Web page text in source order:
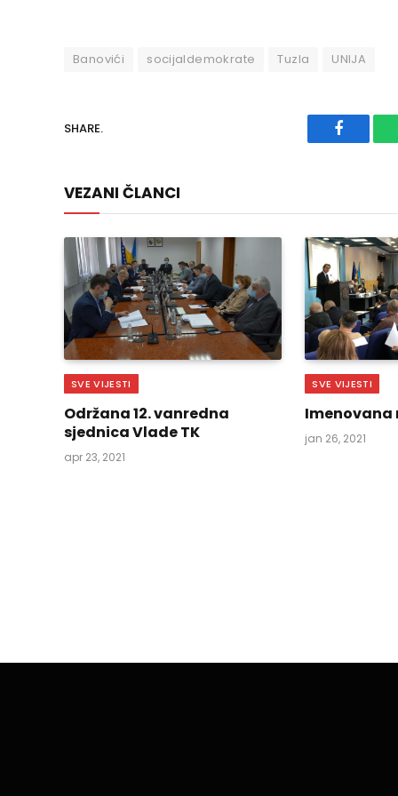
Banovići socijaldemokrate Tuzla UNIJA
SHARE.
VEZANI ČLANCI
SVE VIJESTI
Održana 12. vanredna
sjednica Vlade TK
apr 23, 2021
SVE VIJESTI
Imenovana
jan 26, 2021